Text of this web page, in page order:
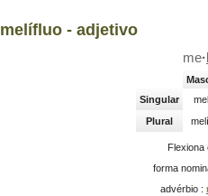
melífluo - adjetivo
me·
Singular
Plural
forma
advérbio :